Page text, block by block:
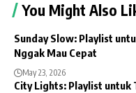
You Might Also
Sunday Slow: Playlist
Nggak Mau Cepat
May 23, 2026
City Lights: Playlist untuk